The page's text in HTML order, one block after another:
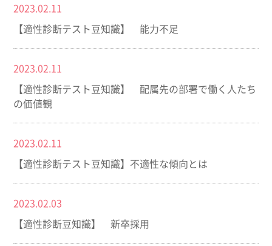
2023.02.11
【適性診断テスト豆知識】 能力不足
2023.02.11
【適性診断テスト豆知識】 配属先の部署で働く人たち
の価値観
2023.02.11
【適性診断テスト豆知識】不適性な傾向とは
2023.02.03
【適性診断豆知識】 新卒採用